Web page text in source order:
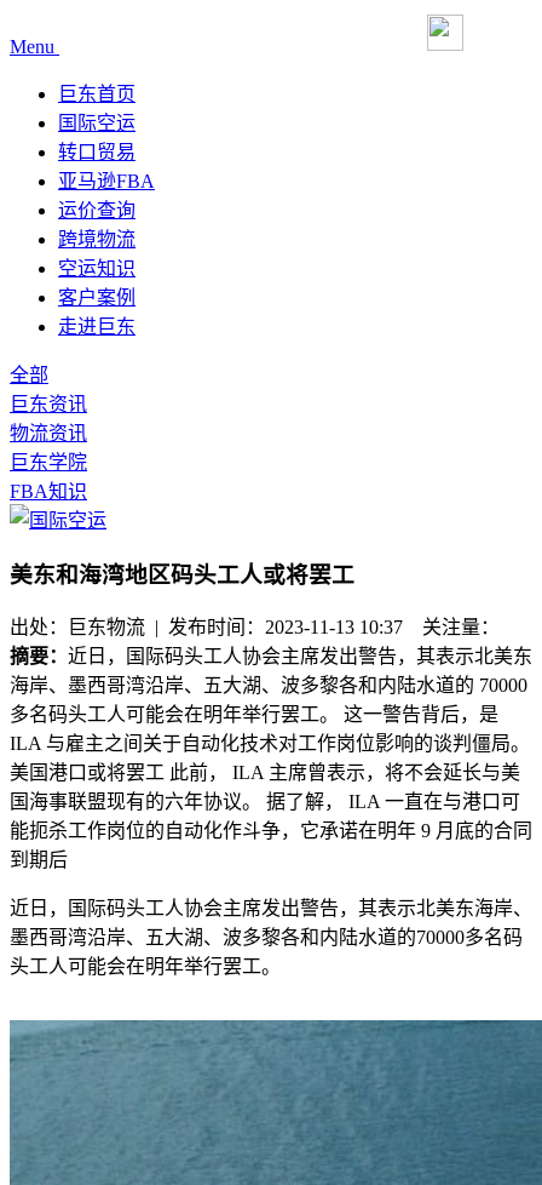
Menu
巨东首页
国际空运
转口贸易
亚马逊FBA
运价查询
跨境物流
空运知识
客户案例
走进巨东
全部
巨东资讯
物流资讯
巨东学院
FBA知识
美东和海湾地区码头工人或将罢工
出处：巨东物流 | 发布时间：2023-11-13 10:37 关注量：
摘要： 近日，国际码头工人协会主席发出警告，其表示北美东
海岸、墨西哥湾沿岸、五大湖、波多黎各和内陆水道的 70000
多名码头工人可能会在明年举行罢工。 这一警告背后，是
ILA 与雇主之间关于自动化技术对工作岗位影响的谈判僵局。
美国港口或将罢工 此前， ILA 主席曾表示，将不会延长与美
国海事联盟现有的六年协议。 据了解， ILA 一直在与港口可
能扼杀工作岗位的自动化作斗争，它承诺在明年 9 月底的合同
到期后
近日，国际码头工人协会主席发出警告，其表示北美东海岸、
墨西哥湾沿岸、五大湖、波多黎各和内陆水道的70000多名码
头工人可能会在明年举行罢工。